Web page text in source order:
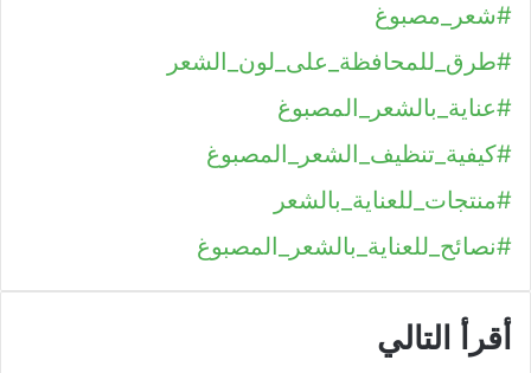
#شعر_مصبوغ
#طرق_للمحافظة_على_لون_الشعر
#عناية_بالشعر_المصبوغ
#كيفية_تنظيف_الشعر_المصبوغ
#منتجات_للعناية_بالشعر
#نصائح_للعناية_بالشعر_المصبوغ
أقرأ التالي